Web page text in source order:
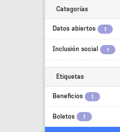
Categorías
Datos abiertos 1
Inclusión social 1
Etiquetas
Beneficios 1
Boletos 1